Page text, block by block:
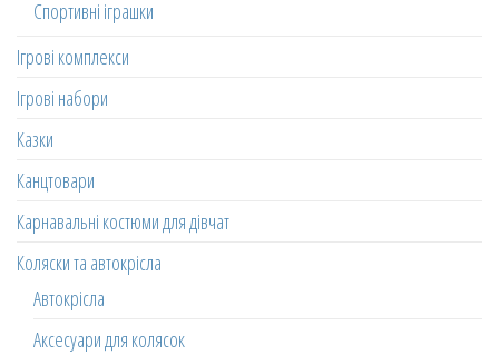
Спортивні іграшки
Ігрові комплекси
Ігрові набори
Казки
Канцтовари
Карнавальні костюми для дівчат
Коляски та автокрісла
Автокрісла
Аксесуари для колясок